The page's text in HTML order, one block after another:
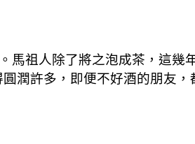
馬祖人除了將之泡成茶，這幾
潤許多，即便不好酒的朋友，